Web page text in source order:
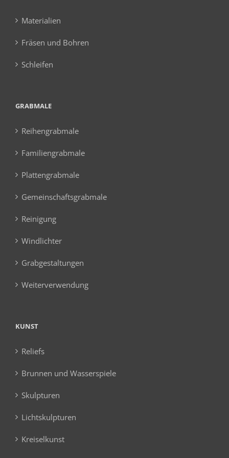
Materialien
Fräsen und Bohren
Schleifen
GRABMALE
Reihengrabmale
Familiengrabmale
Plattengrabmale
Gemeinschaftsgrabmale
Reinigung
Windlichter
Grabgestaltungen
Weiterverwendung
KUNST
Reliefs
Brunnen und Wasserspiele
Skulpturen
Lichtskulpturen
Kreiselkunst